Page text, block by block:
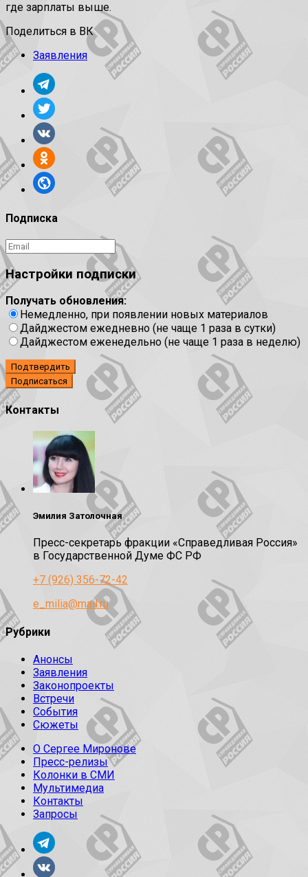
где зарплаты выше.
Поделиться в ВК
Заявления
Подписка
Настройки подписки
Получать обновления:
Немедленно, при появлении новых материалов
Дайджестом ежедневно (не чаще 1 раза в сутки)
Дайджестом еженедельно (не чаще 1 раза в неделю)
Подтвердить
Контакты
Эмилия Затолочная
Пресс-секретарь фракции «Справедливая Россия»
в Государственной Думе ФС РФ
+7 (926) 356-72-42
e_milia@mail.ru
Рубрики
Анонсы
Заявления
Законопроекты
Встречи
События
Сюжеты
О Сергее Миронове
Пресс-релизы
Колонки в СМИ
Мультимедиа
Контакты
Запросы